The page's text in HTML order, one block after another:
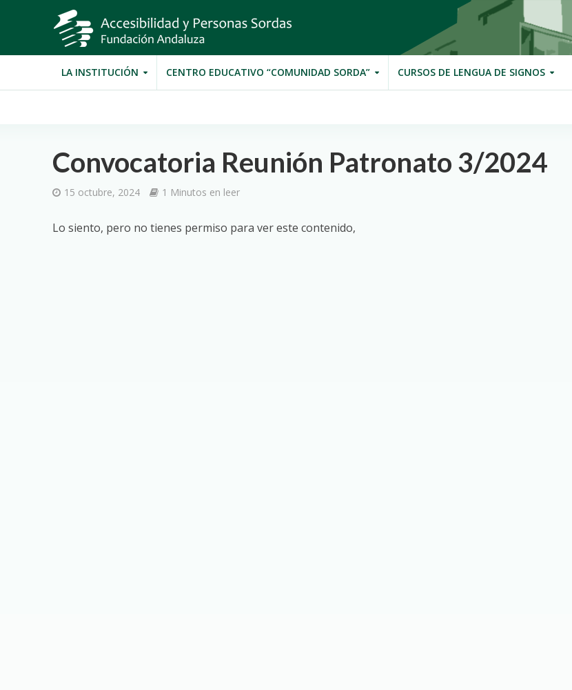
LA INSTITUCIÓN CENTRO EDUCATIVO “COMUNIDAD SORDA” CURSOS DE LENGUA DE SIGNOS
Convocatoria Reunión Patronato 3/2024
15 octubre, 2024 1 Minutos en leer
Lo siento, pero no tienes permiso para ver este contenido,